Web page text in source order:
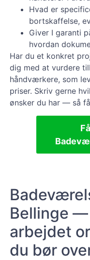
Hvad er
bortskaffelse,
Giver I garanti
hvordan
Har du et konkret
dig med at vurdere
håndværkere, som
priser. Skriv gerne
ønsker du har — så
Bellinge —
arbejdet
du bør